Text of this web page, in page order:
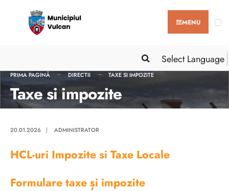
MENU
Select Language
PRIMA PAGINĂ DIRECTII TAXE SI IMPOZITE
Taxe si impozite
20.01.2026 | ADMINISTRATOR
HCL-uri Impozite si Taxe Locale
Formulare taxe și impozite